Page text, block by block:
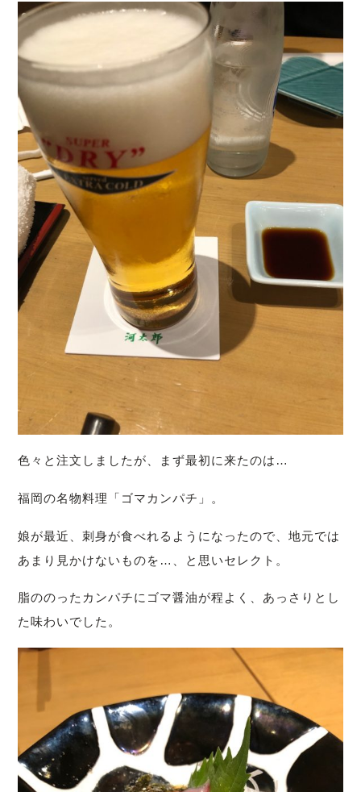
色々と注文しましたが、まず最初に来たのは…
福岡の名物料理「ゴマカンパチ」。
娘が最近、刺身が食べれるようになったので、地元では
あまり見かけないものを…、と思いセレクト。
脂ののったカンパチにゴマ醤油が程よく、あっさりとし
た味わいでした。